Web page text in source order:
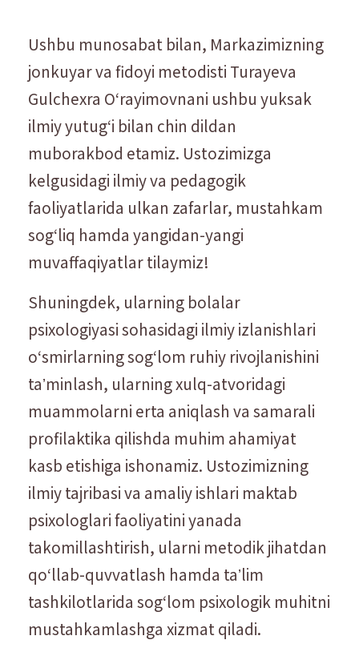
Ushbu munosabat bilan, Markazimizning
jonkuyar va fidoyi metodisti Turayeva
Gulchexra Oʻrayimovnani ushbu yuksak
ilmiy yutugʻi bilan chin dildan
muborakbod etamiz. Ustozimizga
kelgusidagi ilmiy va pedagogik
faoliyatlarida ulkan zafarlar, mustahkam
sogʻliq hamda yangidan-yangi
muvaffaqiyatlar tilaymiz!
Shuningdek, ularning bolalar
psixologiyasi sohasidagi ilmiy izlanishlari
oʻsmirlarning sogʻlom ruhiy rivojlanishini
taʼminlash, ularning xulq-atvoridagi
muammolarni erta aniqlash va samarali
profilaktika qilishda muhim ahamiyat
kasb etishiga ishonamiz. Ustozimizning
ilmiy tajribasi va amaliy ishlari maktab
psixologlari faoliyatini yanada
takomillashtirish, ularni metodik jihatdan
qoʻllab-quvvatlash hamda taʼlim
tashkilotlarida sogʻlom psixologik muhitni
mustahkamlashga xizmat qiladi.